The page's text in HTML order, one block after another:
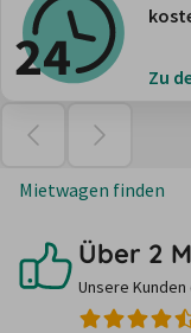
Zu
Mietwagen finden
Über 2
Unsere